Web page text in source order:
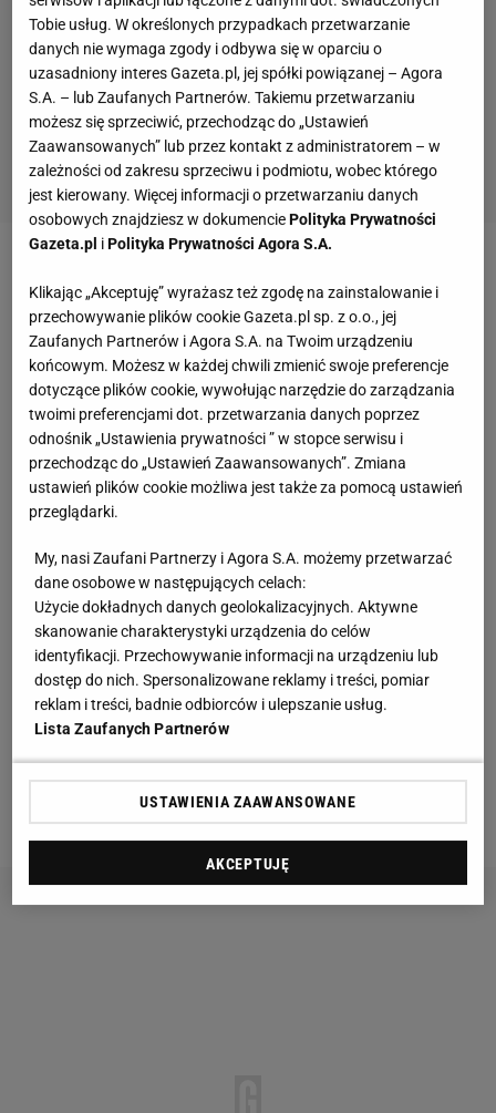
na mundial? Baraże grozy i wielkie pieniądze
Polska zagra z Belgią, Holandią i Walią. Będzie
rewanż za finał Euro 2020
W edycji 2022/23Polskatrafiła do grupy A4, w której
zmierzy się z Belgią, Holandią oraz Walią! To
oznacza, że Polacy uniknęli w tym losowaniu
mistrzów świata Francuzów oraz mistrzów Europy
Włochów. Ponadto w drugim koszyku do
wylosowania byli także Niemcy czy Portugalczycy.
zagrają Włosi, Niemcy oraz Anglicy, a więc dojdzie
do rewanżu za ostatni finał Euro 2020.
Tobie usług. W określonych przypadkach przetwarzanie
danych nie wymaga zgody i odbywa się w oparciu o
uzasadniony interes Gazeta.pl, jej spółki powiązanej – Agora
S.A. – lub Zaufanych Partnerów. Takiemu przetwarzaniu
możesz się sprzeciwić, przechodząc do „Ustawień
Zaawansowanych” lub przez kontakt z administratorem – w
zależności od zakresu sprzeciwu i podmiotu, wobec którego
jest kierowany. Więcej informacji o przetwarzaniu danych
osobowych znajdziesz w dokumenciePolityka Prywatności
Gazeta.pl iPolityka Prywatności Agora S.A.
Klikając „Akceptuję” wyrażasz też zgodę na zainstalowanie i
przechowywanie plików cookie Gazeta.pl sp. z o.o., jej
Zaufanych Partnerów i Agora S.A. na Twoim urządzeniu
końcowym. Możesz w każdej chwili zmienić swoje preferencje
dotyczące plików cookie, wywołując narzędzie do zarządzania
twoimi preferencjami dot. przetwarzania danych poprzez
odnośnik „Ustawienia prywatności ” w stopce serwisu i
przechodząc do „Ustawień Zaawansowanych”. Zmiana
ustawień plików cookie możliwa jest także za pomocą ustawień
przeglądarki.
My, nasi Zaufani Partnerzy i Agora S.A. możemy przetwarzać
dane osobowe w następujących celach:
Użycie dokładnych danych geolokalizacyjnych. Aktywne
skanowanie charakterystyki urządzenia do celów
identyfikacji. Przechowywanie informacji na urządzeniu lub
dostęp do nich. Spersonalizowane reklamy i treści, pomiar
reklam i treści, badnie odbiorców i ulepszanie usług.
Lista Zaufanych Partnerów
USTAWIENIA ZAAWANSOWANE
AKCEPTUJĘ